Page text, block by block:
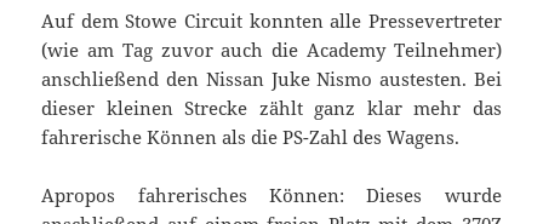
Auf dem Stowe Circuit konnten alle Pressevertreter
(wie am Tag zuvor auch die Academy Teilnehmer)
anschließend den Nissan Juke Nismo austesten. Bei
dieser kleinen Strecke zählt ganz klar mehr das
fahrerische Können als die PS-Zahl des Wagens.
Apropos fahrerisches Können: Dieses wurde